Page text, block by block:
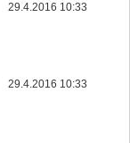
29.4.2016 10:33
29.4.2016 10:33